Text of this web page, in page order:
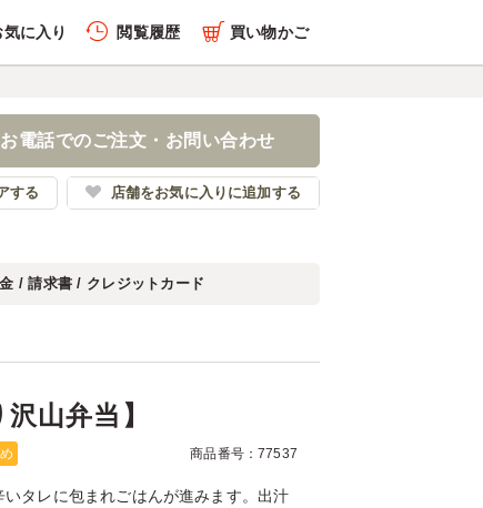
気に入り 閲覧履歴
履歴を全件削除する
板前弁当 ほし野
買い物かご
お電話でのご注文・お問い合わせ
する 店舗をお気に入りに追加する
/ 請求書 / クレジットカード
山弁当】
商品番号：77537
タレに包まれごはんが進みます。出汁